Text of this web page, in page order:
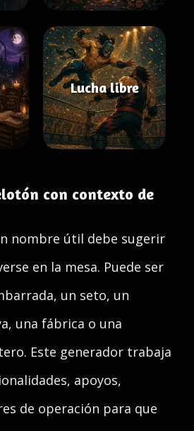
Lucha libre
con contexto de
nombre útil debe sugerir
en la mesa. Puede ser
un seto, un
una fábrica o una
Este generador trabaja
apoyos,
de operación para que